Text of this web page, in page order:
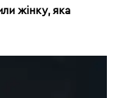
жінку, яка